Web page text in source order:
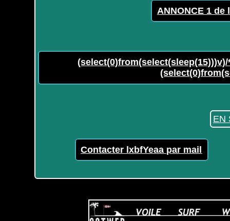
ANNONCE 1
EN
Contacter lxbfYeaa par mail